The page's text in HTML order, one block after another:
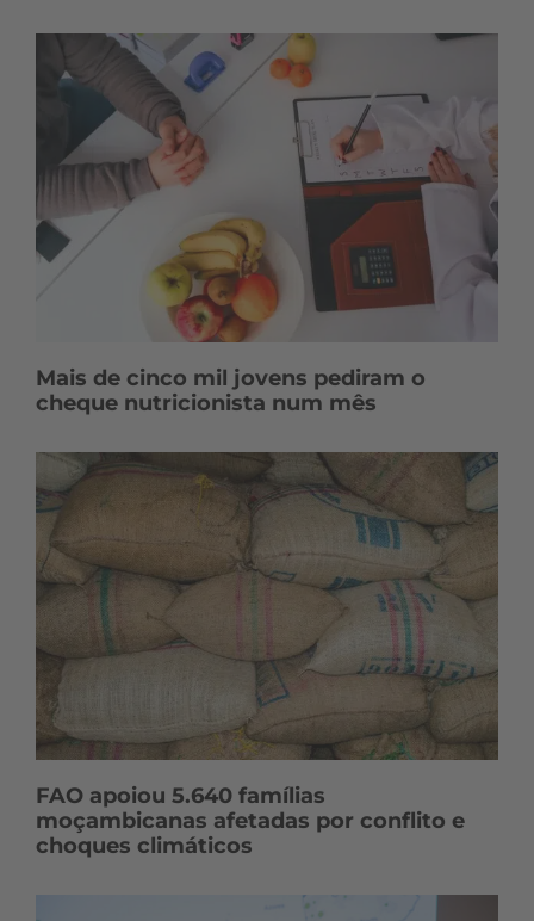
Mais de cinco mil jovens pediram o
cheque nutricionista num mês
FAO apoiou 5.640 famílias
moçambicanas afetadas por conflito e
choques climáticos